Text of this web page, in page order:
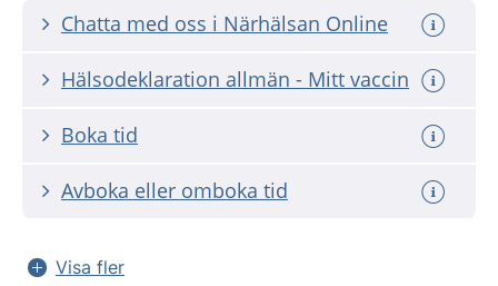
Chatta med oss i Närhälsan Online
Hälsodeklaration allmän - Mitt vaccin
Boka tid
Avboka eller omboka tid
Visa fler